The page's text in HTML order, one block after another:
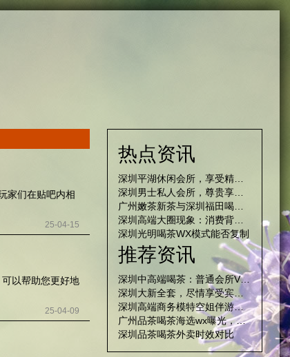
家们在贴吧内相
25-04-15
以帮助您更好地
25-04-09
热点资讯
深圳光明喝茶WX模式能否复制
推荐资讯
深圳中高端喝茶：普通会所VS私人定制，差距有多大？
深圳大新全套，尽情享受宾至如归
深圳高端商务模特空姐伴游：为您带来不一样的商务体验
广州品茶喝茶海选wx曝光，不容错过的机会！
深圳品茶喝茶外卖时效对比